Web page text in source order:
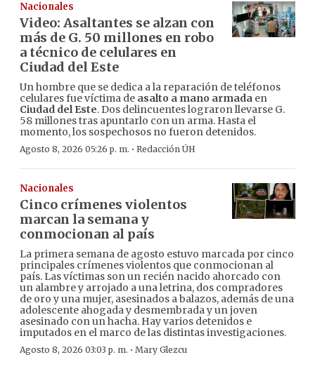
Nacionales
Video: Asaltantes se alzan con
más de G. 50 millones en robo
a técnico de celulares en
Ciudad del Este
Un hombre que se dedica a la reparación de teléfonos
celulares fue víctima de asalto a mano armada en
Ciudad del Este. Dos delincuentes lograron llevarse G.
58 millones tras apuntarlo con un arma. Hasta el
momento, los sospechosos no fueron detenidos.
Agosto 8, 2026 05:26 p. m. · Redacción ÚH
Nacionales
Cinco crímenes violentos
marcan la semana y
conmocionan al país
La primera semana de agosto estuvo marcada por cinco
principales crímenes violentos que conmocionan al
país. Las víctimas son un recién nacido ahorcado con
un alambre y arrojado a una letrina, dos compradores
de oro y una mujer, asesinados a balazos, además de una
adolescente ahogada y desmembrada y un joven
asesinado con un hacha. Hay varios detenidos e
imputados en el marco de las distintas investigaciones.
Agosto 8, 2026 03:03 p. m. · Mary Glezcu